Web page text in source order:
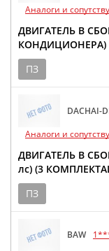
Аналоги и
ДВИГАТЕЛЬ В
КОНДИЦИОНЕРА)
ПЗ
DACHAI-
Аналоги и
ДВИГАТЕЛЬ В
лс) (3
ПЗ
BAW